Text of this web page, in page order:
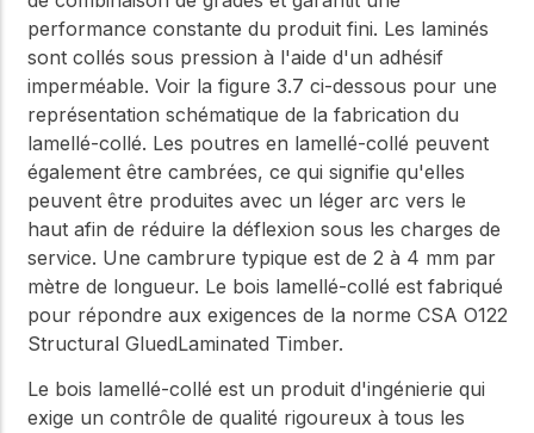
performance constante du produit fini. Les laminés
sont collés sous pression à l'aide d'un adhésif
imperméable. Voir la figure 3.7 ci-dessous pour une
représentation schématique de la fabrication du
lamellé-collé. Les poutres en lamellé-collé peuvent
également être cambrées, ce qui signifie qu'elles
peuvent être produites avec un léger arc vers le
haut afin de réduire la déflexion sous les charges de
service. Une cambrure typique est de 2 à 4 mm par
mètre de longueur. Le bois lamellé-collé est fabriqué
pour répondre aux exigences de la norme CSA O122
Structural GluedLaminated Timber.
Le bois lamellé-collé est un produit d'ingénierie qui
exige un contrôle de qualité rigoureux à tous les